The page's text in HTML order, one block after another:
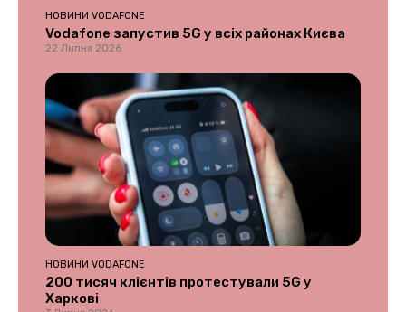
НОВИНИ VODAFONE
Vodafone запустив 5G у всіх районах Києва
22 Липня 2026
НОВИНИ VODAFONE
200 тисяч клієнтів протестували 5G у
Харкові